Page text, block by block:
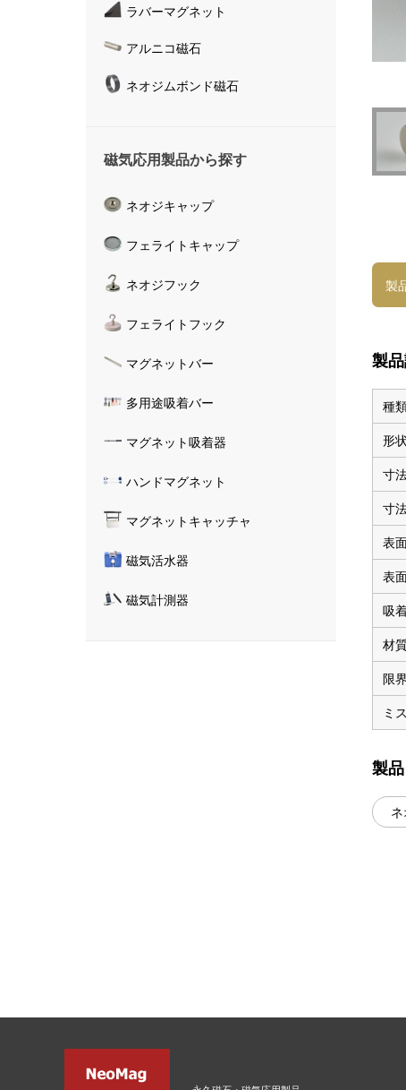
ラバーマグネット
アルニコ磁石
ネオジムボンド磁石
磁気応用製品から探す
ネオジキャップ
フェライトキャップ
ネオジフック
フェライトフック
マグネットバー
多用途吸着バー
マグネット吸着器
ハンドマグネット
マグネットキャッチャ
磁気活水器
磁気計測器
製
製
種
形状
寸
寸
表
表
吸
材
限
ミ
製